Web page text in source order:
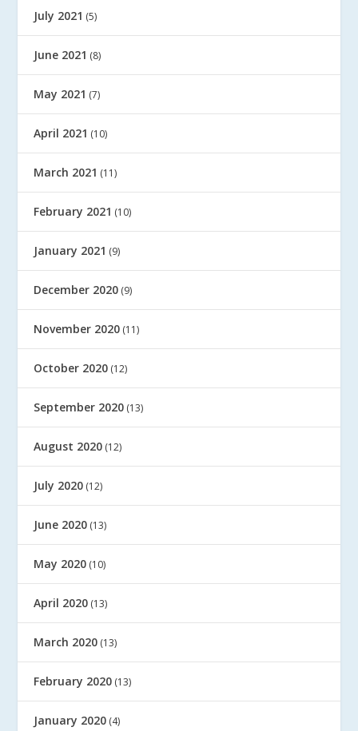
July 2021 (5)
June 2021 (8)
May 2021 (7)
April 2021 (10)
March 2021 (11)
February 2021 (10)
January 2021 (9)
December 2020 (9)
November 2020 (11)
October 2020 (12)
September 2020 (13)
August 2020 (12)
July 2020 (12)
June 2020 (13)
May 2020 (10)
April 2020 (13)
March 2020 (13)
February 2020 (13)
January 2020 (4)